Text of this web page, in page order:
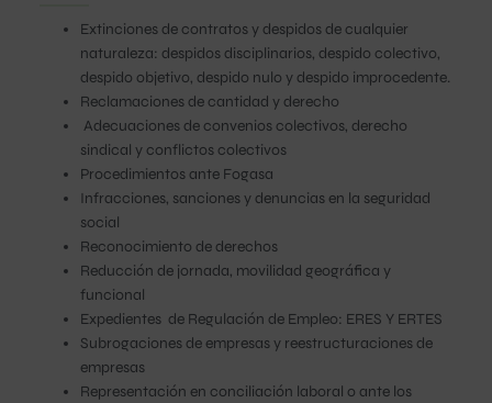
Extinciones de contratos y despidos de cualquier
naturaleza: despidos disciplinarios, despido colectivo,
despido objetivo, despido nulo y despido improcedente.
Reclamaciones de cantidad y derecho
Adecuaciones de convenios colectivos, derecho
sindical y conflictos colectivos
Procedimientos ante Fogasa
Infracciones, sanciones y denuncias en la seguridad
social
Reconocimiento de derechos
Reducción de jornada, movilidad geográfica y
funcional
Expedientes de Regulación de Empleo: ERES Y ERTES
Subrogaciones de empresas y reestructuraciones de
empresas
Representación en conciliación laboral o ante los